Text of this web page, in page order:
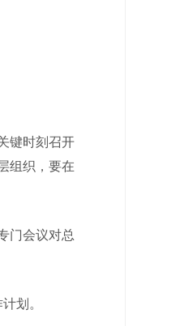
键时刻召开
组织，要在
门会议对总
划。